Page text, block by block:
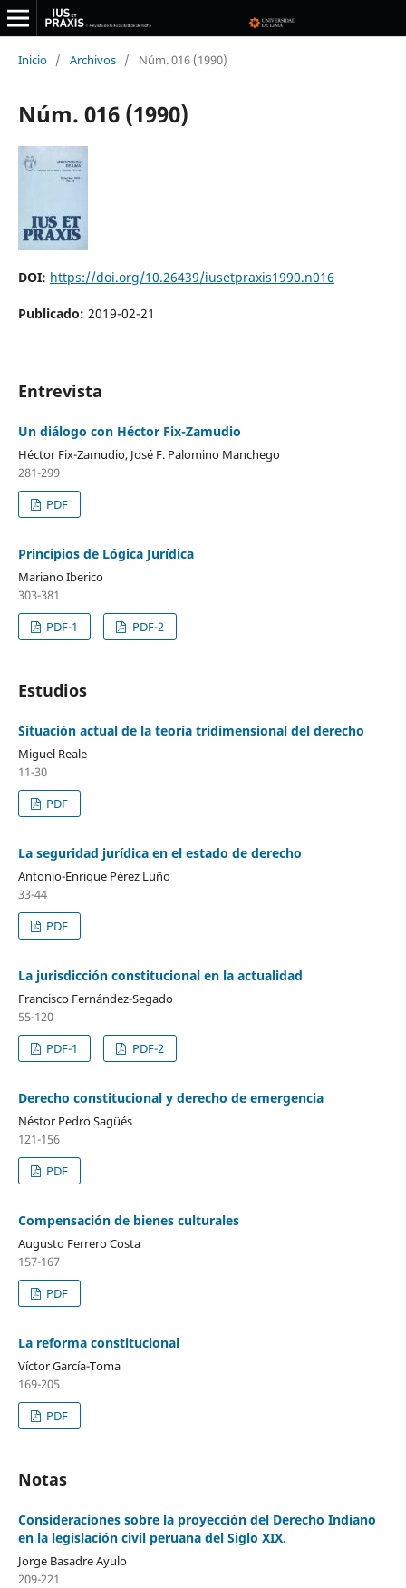
Inicio / Archivos / Núm. 016 (1990)
Núm. 016 (1990)
DOI: https://doi.org/10.26439/iusetpraxis1990.n016
Publicado: 2019-02-21
Entrevista
Un diálogo con Héctor Fix-Zamudio
Héctor Fix-Zamudio, José F. Palomino Manchego
281-299
PDF
Principios de Lógica Jurídica
Mariano Iberico
303-381
PDF-1
PDF-2
Estudios
Situación actual de la teoría tridimensional del derecho
Miguel Reale
11-30
PDF
La seguridad jurídica en el estado de derecho
Antonio-Enrique Pérez Luño
33-44
PDF
La jurisdicción constitucional en la actualidad
Francisco Fernández-Segado
55-120
PDF-1
PDF-2
Derecho constitucional y derecho de emergencia
Néstor Pedro Sagüés
121-156
PDF
Compensación de bienes culturales
Augusto Ferrero Costa
157-167
PDF
La reforma constitucional
Víctor García-Toma
169-205
PDF
Notas
Consideraciones sobre la proyección del Derecho Indiano
en la legislación civil peruana del Siglo XIX.
Jorge Basadre Ayulo
209-221